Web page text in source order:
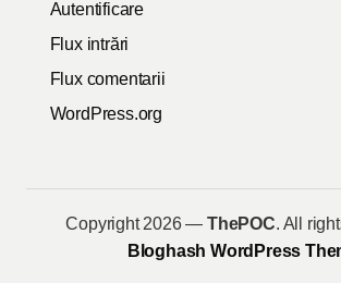
Autentificare
Flux intrări
Flux comentarii
WordPress.org
Copyright 2026 —ThePOC. All
Bloghash WordPress